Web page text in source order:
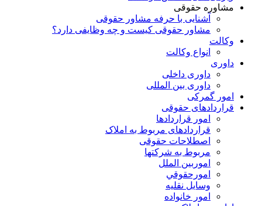
مشاوره حقوقی
آشنایی با حرفه مشاور حقوقی
مشاور حقوقی کیست و چه وظایفی دارد؟
وکالت
انواع وکالت
داوری
داوری داخلی
داوری بین المللی
امور گمرکی
قراردادهای حقوقی
امور قراردادها
قراردادهای مربوط به املاک
اصطلاحات حقوقی
مربوط به شرکتها
اموربین الملل
امورحقوقي
وسایل نقلیه
امور خانواده